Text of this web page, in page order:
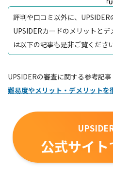
評判や口コミ以外に、UPSIDER
UPSIDERカードのメリットとデ
は以下の記事も是非ご覧ください
UPSIDERの審査に関する参考記
難易度やメリット・デメリットを
公式サイ